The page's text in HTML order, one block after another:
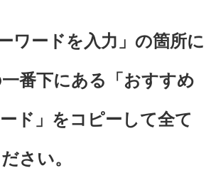
ワードを入力」の箇所に
番下にある「おすすめ
ド」をコピーして全て
さい。